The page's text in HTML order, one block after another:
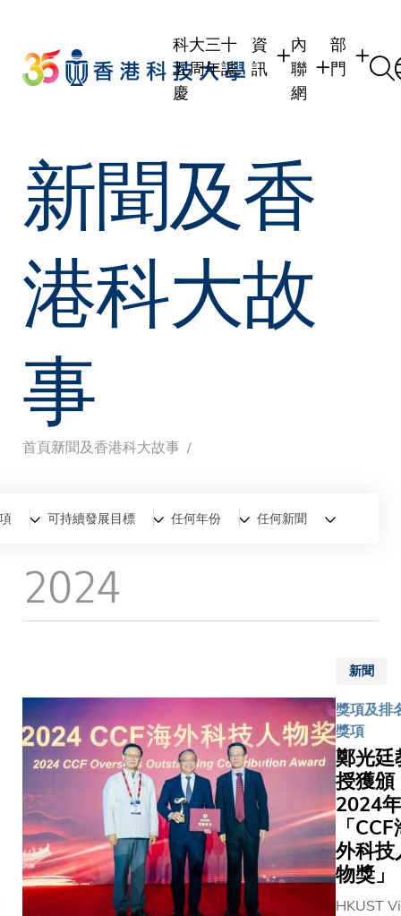
main
content
科大三十
五周年誌
慶
資
訊
校友
傳媒
公眾
內
聯
網
校友內聯網
部
門
新聞及香
港科大故
事
導
航
連
結
首頁新聞及香港科大故事
全部新聞香港科大故事
可持續發展目標 任何年份 任何新聞
2024
新聞
獎項及排
獎項
鄭光廷
授獲頒
2024
「
外科技
物獎」
HKUST